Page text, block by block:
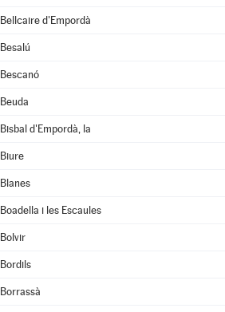
Bellcaire d'Empordà
Besalú
Bescanó
Beuda
Bisbal d'Empordà, la
Biure
Blanes
Boadella i les Escaules
Bolvir
Bordils
Borrassà